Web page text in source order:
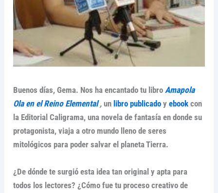
Buenos días, Gema. Nos ha encantado tu libro Amapola
Ola en el Reino Elemental, un libro publicadoy ebookcon
la Editorial Caligrama, una novela de fantasía en donde su
protagonista, viaja a otro mundo lleno de seres
mitológicos para poder salvar el planeta Tierra.
¿De dónde te surgió esta idea tan original y apta para
todos los lectores? ¿Cómo fue tu proceso creativo de